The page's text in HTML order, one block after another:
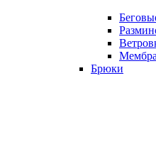
Брюки